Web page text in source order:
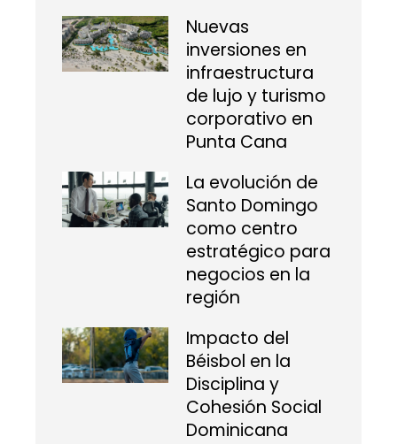
Nuevas
inversiones en
infraestructura
de lujo y turismo
corporativo en
Punta Cana
La evolución de
Santo Domingo
como centro
estratégico para
negocios en la
región
Impacto del
Béisbol en la
Disciplina y
Cohesión Social
Dominicana